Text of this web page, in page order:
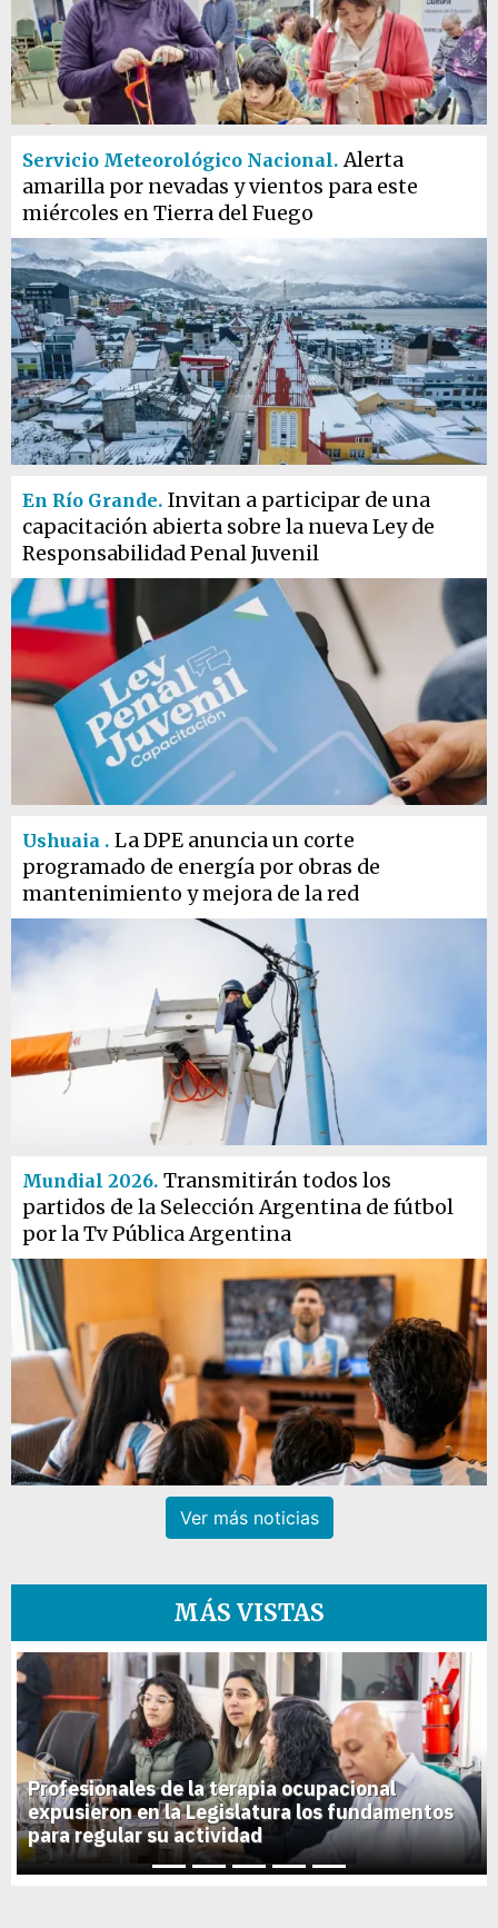
Servicio Meteorológico Nacional. Alerta
amarilla por nevadas y vientos para este
miércoles en Tierra del Fuego
En Río Grande. Invitan a participar de una
capacitación abierta sobre la nueva Ley de
Responsabilidad Penal Juvenil
Ushuaia . La DPE anuncia un corte
programado de energía por obras de
mantenimiento y mejora de la red
Mundial 2026. Transmitirán todos los
partidos de la Selección Argentina de fútbol
por la Tv Pública Argentina
Ver más noticias
MÁS VISTAS
1
Profesionales de la terapia ocupacional
expusieron en la Legislatura los fundamentos
para regular su actividad
Previous Next